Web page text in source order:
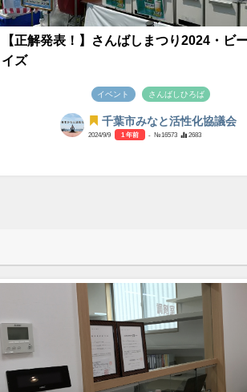
【正解発表！】さんばしまつり2024・ビ
イズ
イベント さんばしひろば
千葉市みなと活性化協議会
2024/9/9 1 年前 - №16573 2683